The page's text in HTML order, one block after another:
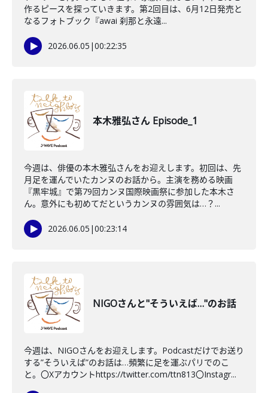
作るピースを探っていきます。第2回目は、6月12日発売と
なるフォトブック『awai 刹那と永遠...
2026.06.05 |00:22:35
本木雅弘さん Episode_1
今週は、俳優の本木雅弘さんをお迎えします。初回は、先
月足を運んでいたカンヌのお話から。主演を務める映画
『黒牢城』で第79回カンヌ国際映画祭に参加した本木さ
ん。意外にも初めてだというカンヌの雰囲気は…？...
2026.06.05 |00:23:14
NIGOさんと"そういえば…"のお話
今週は、NIGOさんをお迎えします。Podcastだけでお送り
する”そういえば”のお話は…頻繁に足を運ぶパリでのこ
と。〇Xアカウントhttps://twitter.com/ttn813〇Instagr...